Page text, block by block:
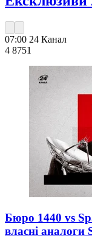
07:00 24 Канал
4 8751
Бюро 1440 vs
власні аналоги